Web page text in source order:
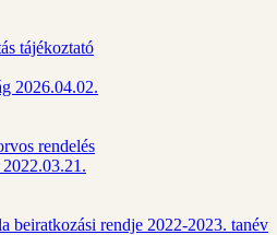
tájékoztató
2026.04.02.
rendelés
beiratkozási rendje 2022-2023. tanév